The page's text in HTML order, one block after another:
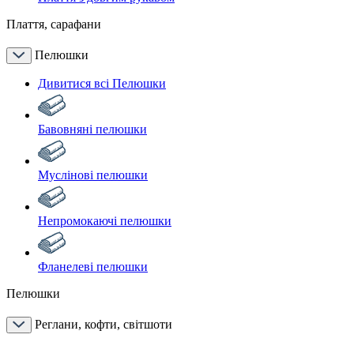
Плаття, сарафани
Пелюшки
Дивитися всі Пелюшки
Бавовняні пелюшки
Муслінові пелюшки
Непромокаючі пелюшки
Фланелеві пелюшки
Пелюшки
Реглани, кофти, світшоти